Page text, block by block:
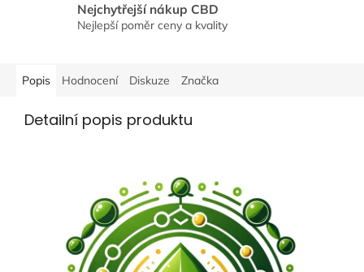
Nejchytřejší nákup CBD
Nejlepší poměr ceny a kvality
Popis Hodnocení Diskuze Značka
Detailní popis produktu